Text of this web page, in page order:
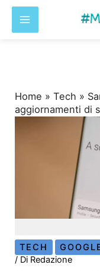
Home »Tech »
aggiornamenti di
TECH
/ Di Redazione